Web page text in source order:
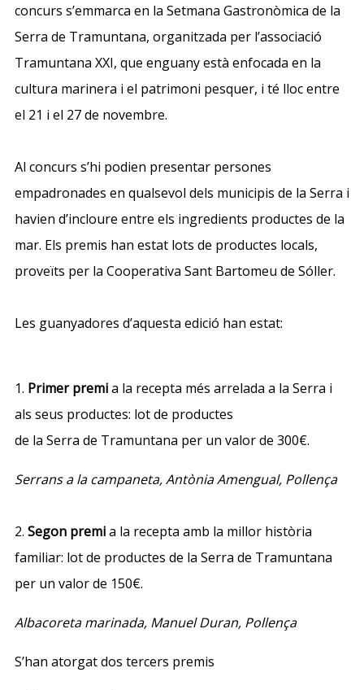
concurs s’emmarca en la Setmana Gastronòmica de la
Serra de Tramuntana, organitzada per l’associació
Tramuntana XXI, que enguany està enfocada en la
cultura marinera i el patrimoni pesquer, i té lloc entre
el 21 i el 27de novembre.
Al concurs s’hi podien presentar persones
empadronades en qualsevol dels municipis de la Serra i
havien d’incloure entre els ingredients productes de la
mar. Els premis han estat lots de productes locals,
proveïts per la Cooperativa Sant Bartomeu de Sóller.
Les guanyadores d’aquesta edició han estat:
1. Primer premia la recepta més arrelada a la Serra i
als seus productes: lotde productes
de la Serra de Tramuntana per un valorde 300€.
Serrans a la campaneta, Antònia Amengual, Pollença
2. Segon premia la recepta amb la millor història
familiar: lotde productes de la Serra de Tramuntana
per un valorde 150€.
Albacoreta marinada, Manuel Duran, Pollença
S’han atorgat dos tercers premis